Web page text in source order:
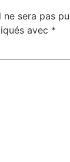
sera pas
avec *